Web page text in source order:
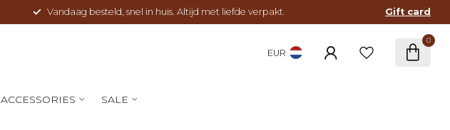
Vandaag besteld, snel in huis. Altijd met liefde verpakt. Gift card
EUR
0
ACCESSORIES SALE